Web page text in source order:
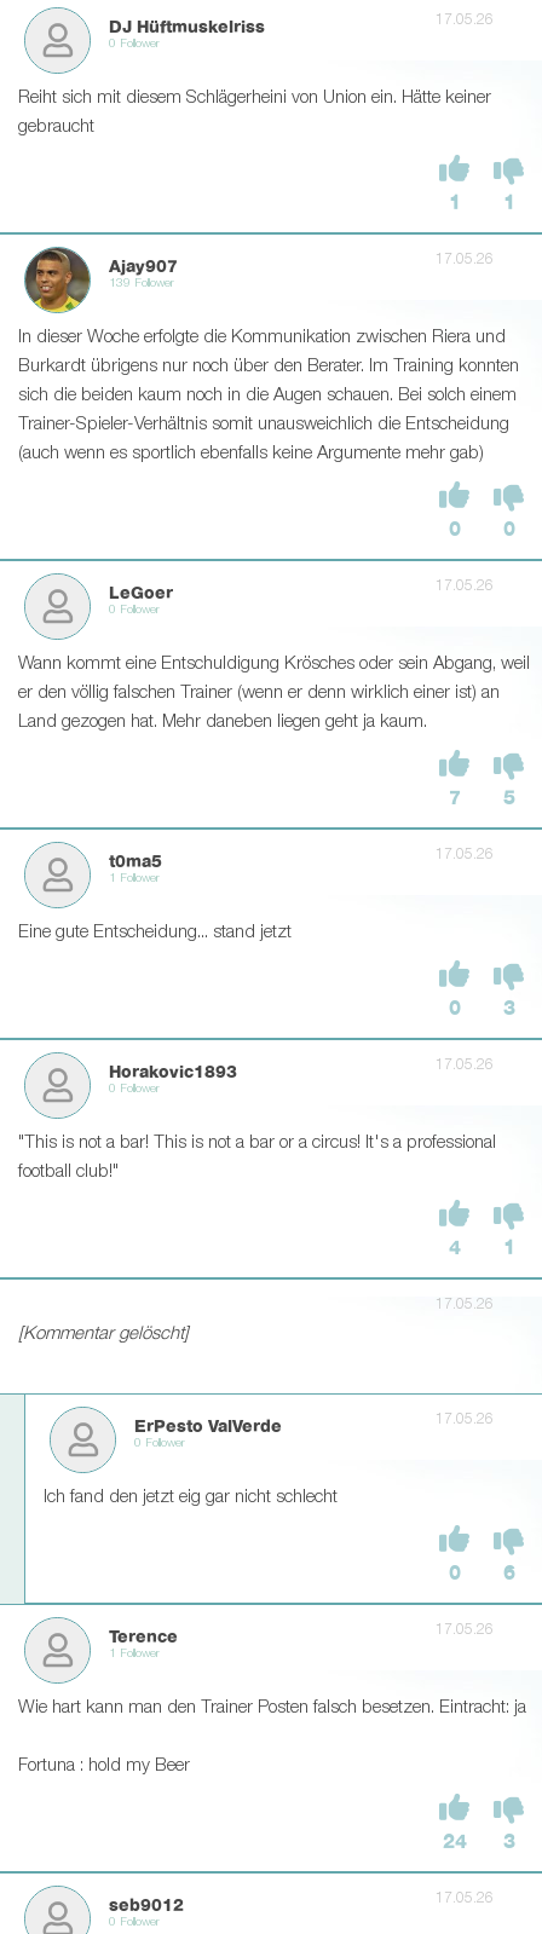
DJ Hüftmuskelriss
0 Follower
17.05.26
Reiht sich mit diesem Schlägerheini von Union ein. Hätte keiner
gebraucht
1 1
Ajay907
139 Follower
17.05.26
In dieser Woche erfolgte die Kommunikation zwischen Riera und
Burkardt übrigens nur noch über den Berater. Im Training konnten
sich die beiden kaum noch in die Augen schauen. Bei solch einem
Trainer-Spieler-Verhältnis somit unausweichlich die Entscheidung
(auch wenn es sportlich ebenfalls keine Argumente mehr gab)
0 0
LeGoer
0 Follower
17.05.26
Wann kommt eine Entschuldigung Krösches oder sein Abgang, weil
er den völlig falschen Trainer (wenn er denn wirklich einer ist) an
Land gezogen hat. Mehr daneben liegen geht ja kaum.
7 5
t0ma5
1 Follower
17.05.26
Eine gute Entscheidung... stand jetzt
0 3
Horakovic1893
0 Follower
17.05.26
"This is not a bar! This is not a bar or a circus! It's a professional
football club!"
4 1
17.05.26
[Kommentar gelöscht]
ErPesto ValVerde
0 Follower
17.05.26
Ich fand den jetzt eig gar nicht schlecht
0 6
Terence
1 Follower
17.05.26
Wie hart kann man den Trainer Posten falsch besetzen. Eintracht: ja
Fortuna : hold my Beer
24 3
seb9012
0 Follower
17.05.26